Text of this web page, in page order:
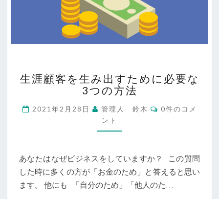
涯
顧
を
生
み
す
た
め
に
生涯顧客を生み出すために必要な
3つの方法
2021年2月28日 管理人 鈴木
コ
メ
0件のコメ
ント
あなたはなぜビジネスをしていますか？ この質問
した時に多くの方が「お金のため」と答えると思い
ます。 他にも 「自分のため」「他人のた…